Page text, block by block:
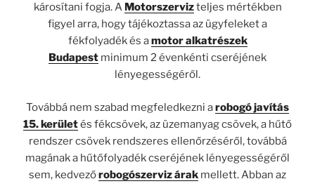
károsítani fogja. A Motorszervizteljes mértékben
figyel arra, hogy tájékoztassa az ügyfeleket a
fékfolyadék és amotor alkatrészek
Budapest minimum 2 évenkénti cseréjének
lényegességéről.
Továbbá nem szabad megfeledkezni arobogó javítás
15. kerületés fékcsövek, az üzemanyag csövek, a hűtő
rendszer csövek rendszeres ellenőrzéséről, továbbá
magának a hűtőfolyadék cseréjének lényegességéről
sem, kedvezőrobogószerviz árak mellett. Abban az